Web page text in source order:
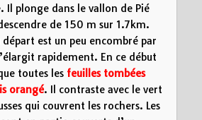
Il plonge dans le vallon de Pié
de 150 m sur 1.7km.
départ est un peu encombré par
rapidement. En ce début
toutes les feuilles tombées
orangé. Il contraste avec le vert
qui couvrent les rochers. Les